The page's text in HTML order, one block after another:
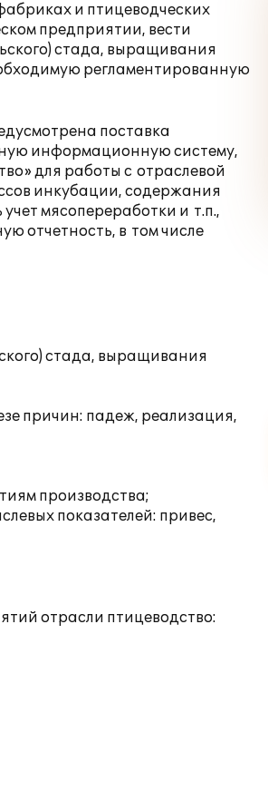
и птицеводческих
предприятии, вести
стада, выращивания
регламентированную
поставка
информационную систему,
для работы с отраслевой
инкубации, содержания
мясопереработки и т.п.,
отчетность, в том числе
стада, выращивания
причин: падеж, реализация,
производства;
показателей: привес,
отрасли птицеводство: